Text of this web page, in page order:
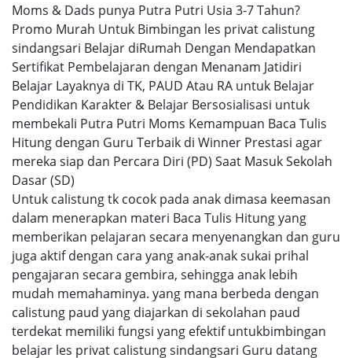
Moms & Dads punya Putra Putri Usia 3-7 Tahun?
Promo Murah Untuk Bimbingan les privat calistung
sindangsari Belajar diRumah Dengan Mendapatkan
Sertifikat Pembelajaran dengan Menanam Jatidiri
Belajar Layaknya di TK, PAUD Atau RA untuk Belajar
Pendidikan Karakter & Belajar Bersosialisasi untuk
membekali Putra Putri Moms Kemampuan Baca Tulis
Hitung dengan Guru Terbaik di Winner Prestasi agar
mereka siap dan Percara Diri (PD) Saat Masuk Sekolah
Dasar (SD)
Untuk calistung tk cocok pada anak dimasa keemasan
dalam menerapkan materi Baca Tulis Hitung yang
memberikan pelajaran secara menyenangkan dan guru
juga aktif dengan cara yang anak-anak sukai prihal
pengajaran secara gembira, sehingga anak lebih
mudah memahaminya. yang mana berbeda dengan
calistung paud yang diajarkan di sekolahan paud
terdekat memiliki fungsi yang efektif untukbimbingan
belajar les privat calistung sindangsari Guru datang